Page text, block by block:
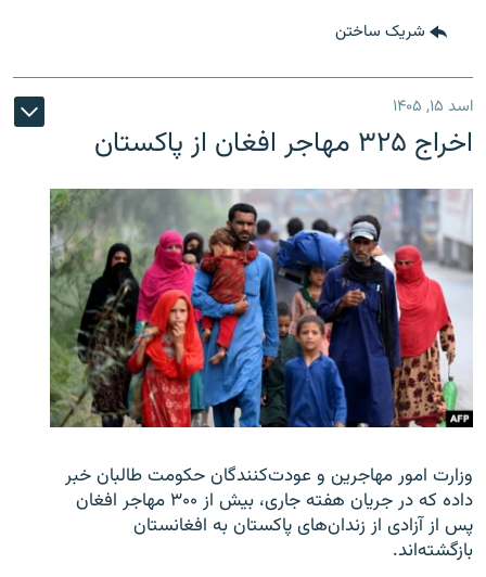
شریک ساختن
اسد ۱۵, ۱۴۰۵
اخراج ۳۲۵ مهاجر افغان از پاکستان
وزارت امور مهاجرین و عودت‌کنندگان حکومت طالبان خبر
داده که در جریان هفته جاری، بیش از ۳۰۰ مهاجر افغان
پس از آزادی از زندان‌های پاکستان به افغانستان
بازگشته‌اند.